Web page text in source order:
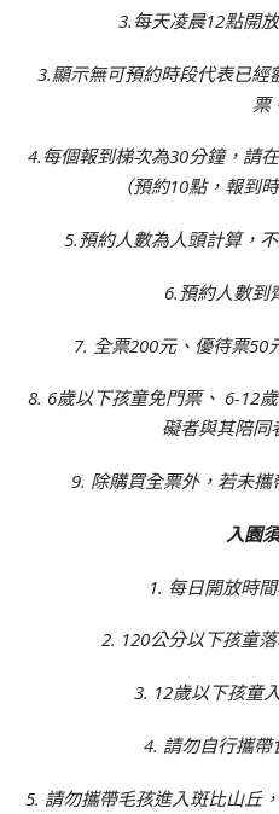
3.每天凌晨12點開
3.顯示無可預約時段代表已經
票
4.每個報到梯次為30分鐘，請
（預約10點，報到
5.預約人數為人頭計算，
6.預約人數到
7. 全票200元、優待票50
8. 6歲以下孩童免門票、 6-12
礙者與其陪同
9. 除購買全票外，若未攜
入園
1. 每日開放時
2. 120公分以下孩童
3. 12歲以下孩童
4. 請勿自行攜帶
5. 請勿攜帶毛孩進入斑比山丘